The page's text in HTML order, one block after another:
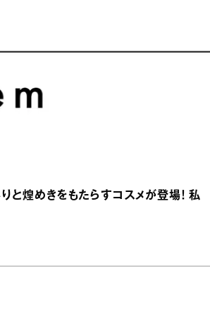
と煌めきをもたらすコスメが登場！ 私